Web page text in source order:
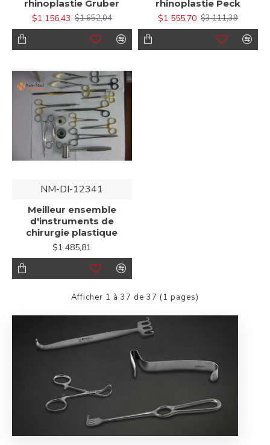
rhinoplastie Gruber
$1 156,43 $1 652,04
rhinoplastie Peck
$1 555,70 $3 111,39
NM-DI-12341
Meilleur ensemble
d'instruments de
chirurgie plastique
$1 485,81
Afficher 1 à 37 de 37 (1 pages)